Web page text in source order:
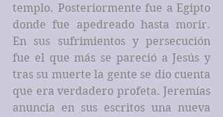
templo. Posteriormente fue a Egipto
donde fue apedreado hasta morir.
En sus sufrimientos y persecución
fue el que más se pareció a Jesús y
tras su muerte la gente se dio cuenta
que era verdadero profeta. Jeremías
anuncia en sus escritos una nueva